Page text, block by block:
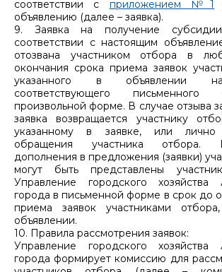
соответствии с приложением №1
объявлению (далее – заявка).
9. Заявка на получение
соответствии с настоящим
отозвана участником отбора в
окончания срока приема заявок
указанного в объявлении
соответствующего
произвольной форме. В случае отзыва
заявка возвращается участнику
указанному в заявке, или лично
обращения участника отбора.
дополнения в предложения (заявки)
могут быть представлены
Управление городского хозяйства
города в письменной форме в срок до
приема заявок участниками
объявлении.
10. Правила рассмотрения заявок:
Управление городского хозяйства
города формирует комиссию для